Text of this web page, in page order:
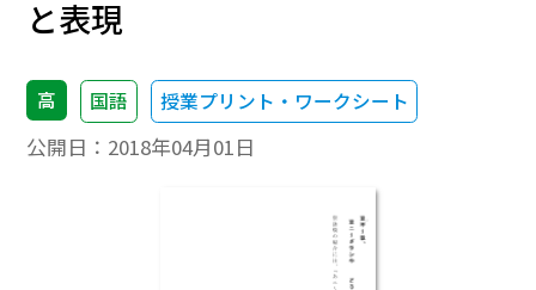
と表現
高 国語 授業プリント・ワークシート
公開日： 2018年04月01日